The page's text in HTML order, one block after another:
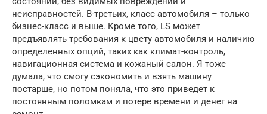
неисправностей. В-третьих, класс автомобиля – только
бизнес-класс и выше. Кроме того, LS может
предъявлять требования к цвету автомобиля и наличию
определенных опций, таких как климат-контроль,
навигационная система и кожаный салон. Я тоже
думала, что смогу сэкономить и взять машину
постарше, но потом поняла, что это приведет к
постоянным поломкам и потере времени и денег на